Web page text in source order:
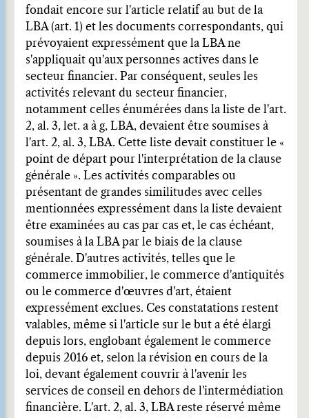
fondait encore sur l'article relatif au but de la
LBA (art. 1) et les documents correspondants, qui
prévoyaient expressément que la LBA ne
s'appliquait qu'aux personnes actives dans le
secteur financier. Par conséquent, seules les
activités relevant du secteur financier,
notamment celles énumérées dans la liste de l'art.
2, al. 3, let. a à g, LBA, devaient être soumises à
l'art. 2, al. 3, LBA. Cette liste devait constituer le «
point de départ pour l'interprétation de la clause
générale ». Les activités comparables ou
présentant de grandes similitudes avec celles
mentionnées expressément dans la liste devaient
être examinées au cas par cas et, le cas échéant,
soumises à la LBA par le biais de la clause
générale. D'autres activités, telles que le
commerce immobilier, le commerce d'antiquités
ou le commerce d'œuvres d'art, étaient
expressément exclues. Ces constatations restent
valables, même si l'article sur le but a été élargi
depuis lors, englobant également le commerce
depuis 2016 et, selon la révision en cours de la
loi, devant également couvrir à l'avenir les
services de conseil en dehors de l'intermédiation
financière. L'art. 2, al. 3, LBA reste réservé même